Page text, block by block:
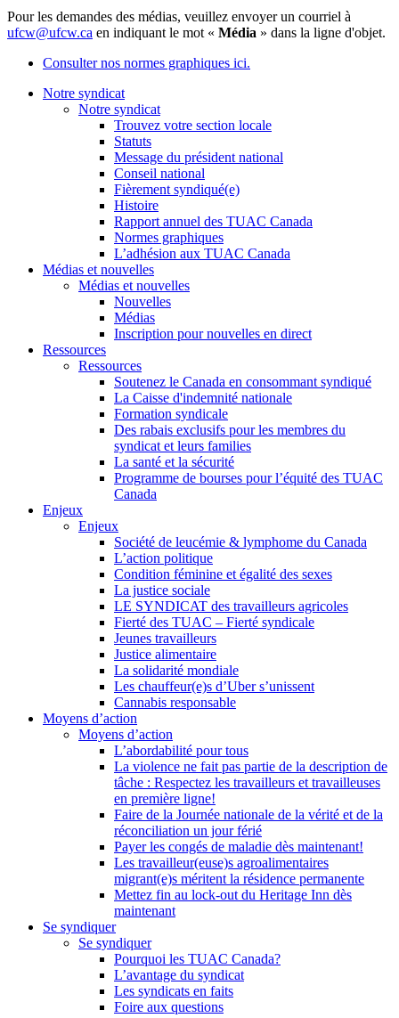
Pour les demandes des médias, veuillez envoyer un courriel à
ufcw@ufcw.ca en indiquant le mot « Média » dans la ligne d'objet.
Consulter nos normes graphiques ici.
Notre syndicat
Notre syndicat
Trouvez votre section locale
Statuts
Message du président national
Conseil national
Fièrement syndiqué(e)
Histoire
Rapport annuel des TUAC Canada
Normes graphiques
L’adhésion aux TUAC Canada
Médias et nouvelles
Médias et nouvelles
Nouvelles
Médias
Inscription pour nouvelles en direct
Ressources
Ressources
Soutenez le Canada en consommant syndiqué
La Caisse d'indemnité nationale
Formation syndicale
Des rabais exclusifs pour les membres du
syndicat et leurs families
La santé et la sécurité
Programme de bourses pour l’équité des TUAC
Canada
Enjeux
Enjeux
Société de leucémie & lymphome du Canada
L’action politique
Condition féminine et égalité des sexes
La justice sociale
LE SYNDICAT des travailleurs agricoles
Fierté des TUAC – Fierté syndicale
Jeunes travailleurs
Justice alimentaire
La solidarité mondiale
Les chauffeur(e)s d’Uber s’unissent
Cannabis responsable
Moyens d’action
Moyens d’action
L’abordabilité pour tous
La violence ne fait pas partie de la description de
tâche : Respectez les travailleurs et travailleuses
en première ligne!
Faire de la Journée nationale de la vérité et de la
réconciliation un jour férié
Payer les congés de maladie dès maintenant!
Les travailleur(euse)s agroalimentaires
migrant(e)s méritent la résidence permanente
Mettez fin au lock-out du Heritage Inn dès
maintenant
Se syndiquer
Se syndiquer
Pourquoi les TUAC Canada?
L’avantage du syndicat
Les syndicats en faits
Foire aux questions